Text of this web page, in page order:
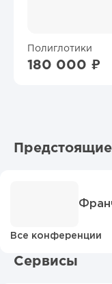
Полиглотики
180 000 ₽
Все конференции
Сервисы